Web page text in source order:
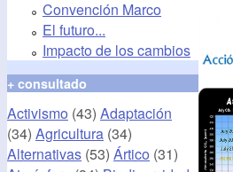
Convención Marco
El futuro...
Impacto de los cambios
+ consultado
Activismo (43) Adaptación
(34) Agricultura (34)
Alternativas (53) Ártico (31)